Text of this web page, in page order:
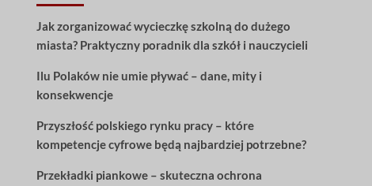
Jak zorganizować wycieczkę szkolną do dużego
miasta? Praktyczny poradnik dla szkół i nauczycieli
Ilu Polaków nie umie pływać – dane, mity i
konsekwencje
Przyszłość polskiego rynku pracy – które
kompetencje cyfrowe będą najbardziej potrzebne?
Przekładki piankowe – skuteczna ochrona